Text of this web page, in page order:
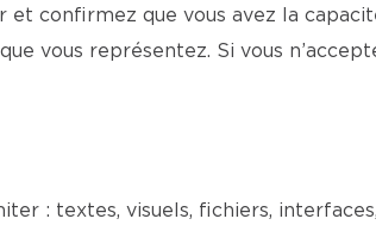
et confirmez que vous avez la
vous représentez. Si vous
: textes, visuels, fichiers,